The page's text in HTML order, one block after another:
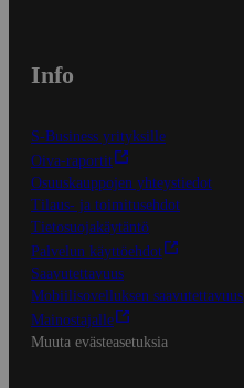
Info
S-Business yrityksille
Oiva-raportit
Osuuskauppojen yhteystiedot
Tilaus- ja toimitusehdot
Tietosuojakäytäntö
Palvelun käyttöehdot
Saavutettavuus
Mobiilisovelluksen saavutettavuus
Mainostajalle
Muuta evästeasetuksia